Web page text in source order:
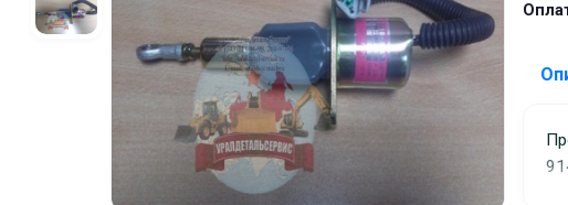
Продам Соленоид отсечки топлива 4063712/6743-81-